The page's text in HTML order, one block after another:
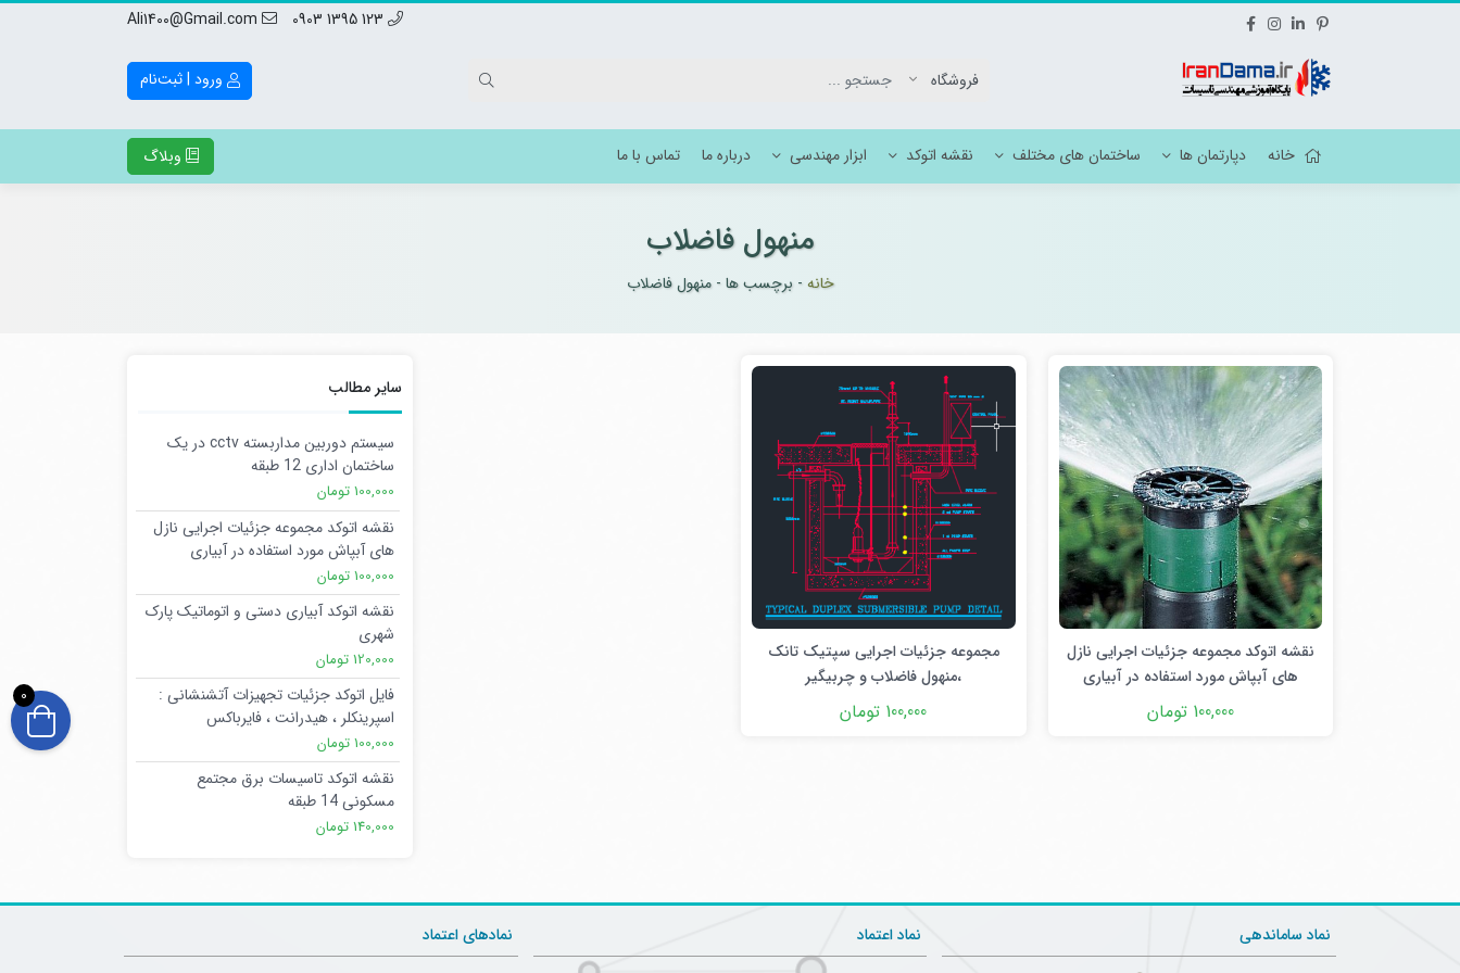
123 1395 0903
Ali1400@Gmail.com
ورود | ثبت‌نام
خانه دپارتمان ها ساختمان های مختلف نقشه اتوکد ابزار مهندسی درباره ما تماس با ما وبلاگ
منهول فاضلاب
خانه -برچسب ها -منهول فاضلاب
نقشه اتوکد مجموعه جزئیات اجرایی نازل
های آبپاش مورد استفاده در آبیاری
100,000 تومان
مجموعه جزئیات اجرایی سپتیک تانک
،منهول فاضلاب و چربیگیر
100,000 تومان
سایر مطالب
سیستم دوربین مداربسته cctv در یک
ساختمان اداری 12 طبقه
100,000 تومان
نقشه اتوکد مجموعه جزئیات اجرایی نازل
های آبپاش مورد استفاده در آبیاری
100,000 تومان
نقشه اتوکد آبیاری دستی و اتوماتیک پارک
شهری
120,000 تومان
فایل اتوکد جزئیات تجهیزات آتشنشانی :
اسپرینکلر ، هیدرانت ، فایرباکس
100,000 تومان
نقشه اتوکد تاسیسات برق مجتمع
مسکونی 14 طبقه
140,000 تومان
نماد ساماندهی نماد اعتماد نمادهای اعتماد
0